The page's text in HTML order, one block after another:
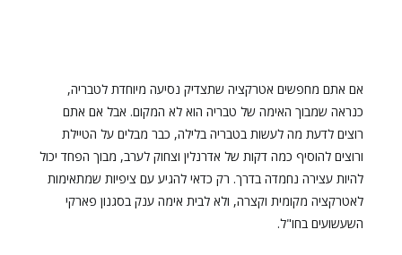
אם אתם מחפשים אטרקציה שתצדיק נסיעה מיוחדת לטבריה,
כנראה שמבוך האימה של טבריה הוא לא המקום. אבל אם אתם
רוצים לדעת מה לעשות בטבריה בלילה, כבר מבלים על הטיילת
ורוצים להוסיף כמה דקות של אדרנלין וצחוק לערב, מבוך הפחד יכול
להיות עצירה נחמדה בדרך. רק כדאי להגיע עם ציפיות שמתאימות
לאטרקציה מקומית וקצרה, ולא לבית אימה ענק בסגנון פארקי
השעשועים בחו"ל.